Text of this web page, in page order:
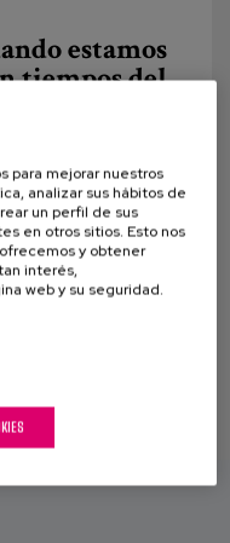
estamos
tiempos del
centros, o “casas”
sabéis que
habitual y
para mejorar nuestros
analizar sus hábitos de
un perfil de sus
en otros sitios. Esto nos
y obtener
interés,
web y su seguridad.